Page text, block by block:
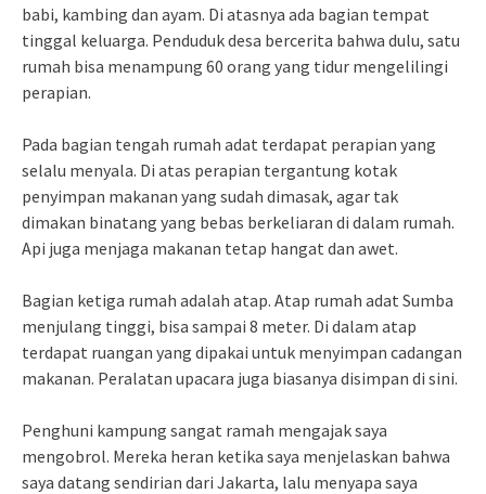
babi, kambing dan ayam. Di atasnya ada bagian tempat
tinggal keluarga. Penduduk desa bercerita bahwa dulu, satu
rumah bisa menampung 60 orang yang tidur mengelilingi
perapian.
Pada bagian tengah rumah adat terdapat perapian yang
selalu menyala. Di atas perapian tergantung kotak
penyimpan makanan yang sudah dimasak, agar tak
dimakan binatang yang bebas berkeliaran di dalam rumah.
Api juga menjaga makanan tetap hangat dan awet.
Bagian ketiga rumah adalah atap. Atap rumah adat Sumba
menjulang tinggi, bisa sampai 8 meter. Di dalam atap
terdapat ruangan yang dipakai untuk menyimpan cadangan
makanan. Peralatan upacara juga biasanya disimpan di sini.
Penghuni kampung sangat ramah mengajak saya
mengobrol. Mereka heran ketika saya menjelaskan bahwa
saya datang sendirian dari Jakarta, lalu menyapa saya